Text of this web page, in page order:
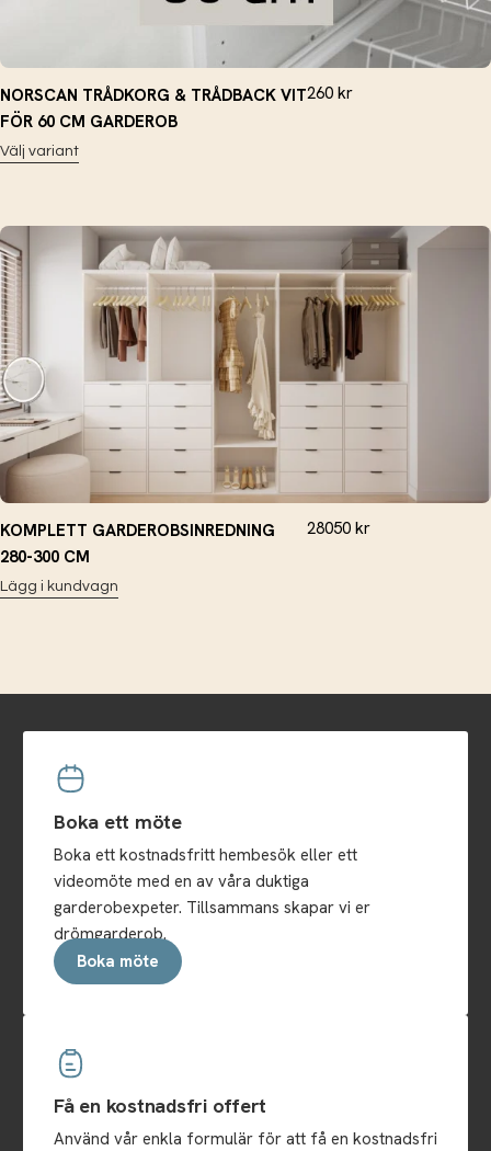
NORSCAN TRÅDKORG & TRÅDBACK VIT
FÖR 60 CM GARDEROB
Välj variant
260 kr
KOMPLETT GARDEROBSINREDNING
280-300 CM
Lägg i kundvagn
28050 kr
Boka ett möte
Boka ett kostnadsfritt hembesök eller ett
videomöte med en av våra duktiga
garderobexpeter. Tillsammans skapar vi er
drömgarderob.
Boka möte
Få en kostnadsfri offert
Använd vår enkla formulär för att få en kostnadsfri